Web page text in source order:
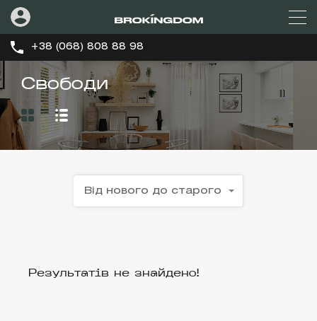
+38 (068) 808 88 98
Свободи
Від нового до старого
Результатів не знайдено!